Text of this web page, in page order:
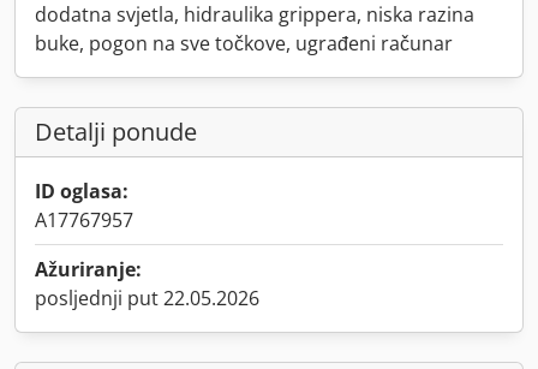
dodatna svjetla, hidraulika grippera, niska razina
buke, pogon na sve točkove, ugrađeni računar
Detalji ponude
ID oglasa:
A17767957
Ažuriranje:
posljednji put 22.05.2026